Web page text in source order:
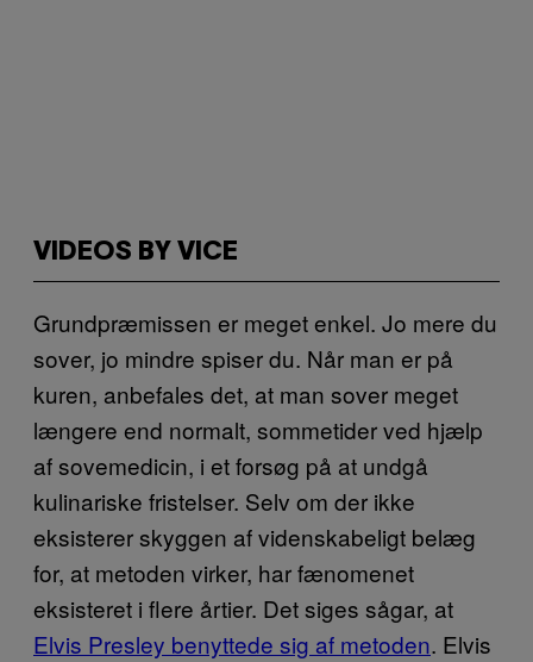
VIDEOS BY VICE
Grundpræmissen er meget enkel. Jo mere du
sover, jo mindre spiser du. Når man er på
kuren, anbefales det, at man sover meget
længere end normalt, sommetider ved hjælp
af sovemedicin, i et forsøg på at undgå
kulinariske fristelser. Selv om der ikke
eksisterer skyggen af videnskabeligt belæg
for, at metoden virker, har fænomenet
eksisteret i flere årtier. Det siges sågar, at
Elvis Presley benyttede sig af metoden. Elvis